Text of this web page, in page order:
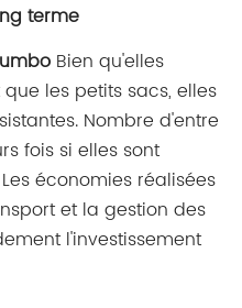
terme
Bien qu'elles
les petits sacs, elles
Nombre d'entre
fois si elles sont
économies réalisées
et la gestion des
l'investissement